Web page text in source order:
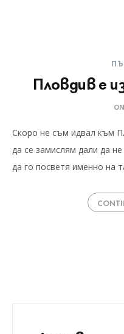
Пловдив е
ON
Скоро не съм идвал към
да се замислям дали да
да го посветя именно на